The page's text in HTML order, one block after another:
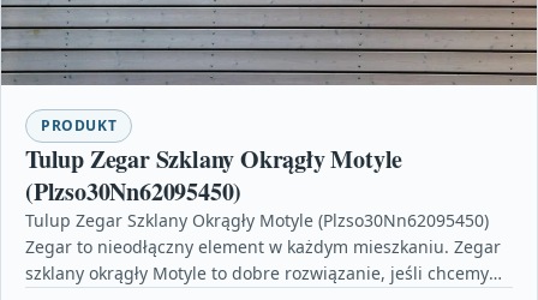
PRODUKT
Tulup Zegar Szklany Okrągły Motyle
(Plzso30Nn62095450)
Tulup Zegar Szklany Okrągły Motyle (Plzso30Nn62095450)
Zegar to nieodłączny element w każdym mieszkaniu. Zegar
szklany okrągły Motyle to dobre rozwiązanie, jeśli chcemy